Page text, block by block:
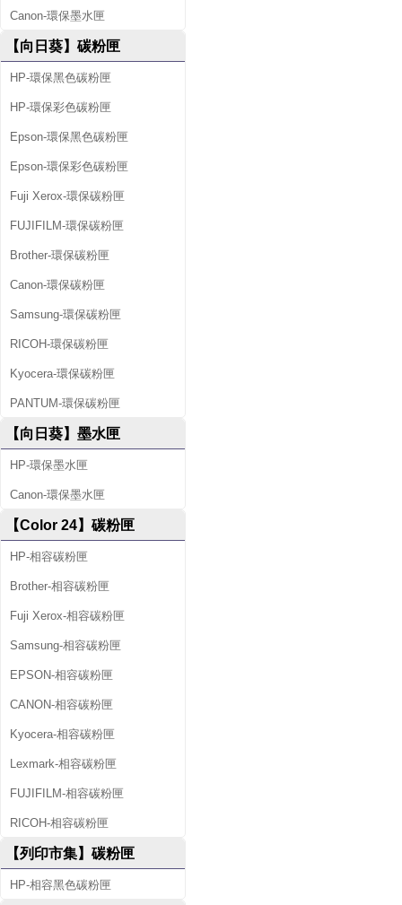
Canon-環保墨水匣
【向日葵】碳粉匣
HP-環保黑色碳粉匣
HP-環保彩色碳粉匣
Epson-環保黑色碳粉匣
Epson-環保彩色碳粉匣
Fuji Xerox-環保碳粉匣
FUJIFILM-環保碳粉匣
Brother-環保碳粉匣
Canon-環保碳粉匣
Samsung-環保碳粉匣
RICOH-環保碳粉匣
Kyocera-環保碳粉匣
PANTUM-環保碳粉匣
【向日葵】墨水匣
HP-環保墨水匣
Canon-環保墨水匣
【Color 24】碳粉匣
HP-相容碳粉匣
Brother-相容碳粉匣
Fuji Xerox-相容碳粉匣
Samsung-相容碳粉匣
EPSON-相容碳粉匣
CANON-相容碳粉匣
Kyocera-相容碳粉匣
Lexmark-相容碳粉匣
FUJIFILM-相容碳粉匣
RICOH-相容碳粉匣
【列印市集】碳粉匣
HP-相容黑色碳粉匣